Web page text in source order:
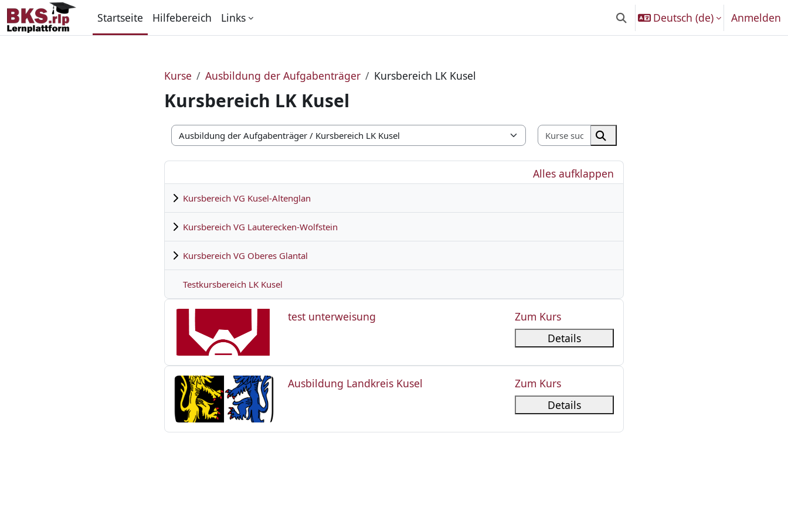
Zum Hauptinhalt
Startseite Hilfebereich Links Sucheingabe umschalten
Deutsch ‎(de)‎ Anmelden
Kurse Ausbildung der Aufgabenträger Kursbereich LK Kusel
Kursbereich LK Kusel
Kursbereiche
Kurse suchen
Kurse suchen
Alles aufklappen
Kursbereich VG Kusel-Altenglan
Kursbereich VG Lauterecken-Wolfstein
Kursbereich VG Oberes Glantal
Testkursbereich LK Kusel
test unterweisung Kursname
test unterweisung
Zum Kurs
Details
Ausbildung Landkreis KuselKursname
Ausbildung Landkreis Kusel
Zum Kurs
Details